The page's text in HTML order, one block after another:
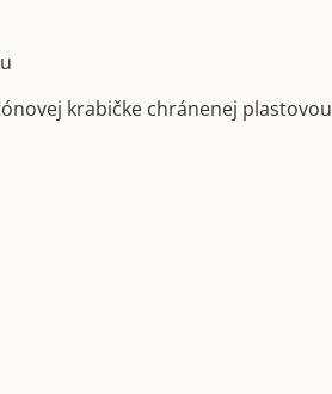
krabičke chránenej plastovou